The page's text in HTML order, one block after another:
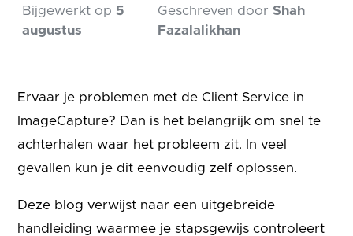
Bijgewerkt op 5
augustus
Geschreven doorShah
Fazalalikhan
Ervaar je problemen met de Client Service in
ImageCapture? Dan is het belangrijk om snel te
achterhalen waar het probleem zit. In veel
gevallen kun je dit eenvoudig zelf oplossen.
Deze blog verwijst naar een uitgebreide
handleiding waarmee je stapsgewijs controleert